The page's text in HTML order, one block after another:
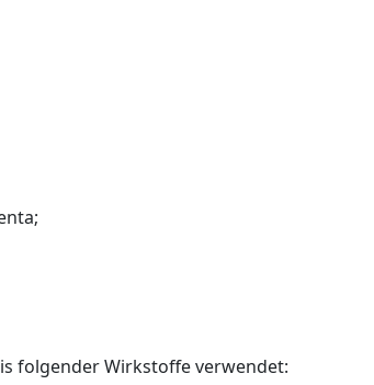
folgender Wirkstoffe verwendet: